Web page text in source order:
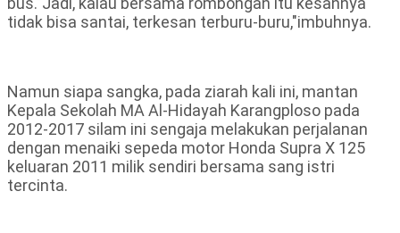
tidak bisa santai, terkesan terburu-buru,"imbuhnya.
Namun siapa sangka, pada ziarah kali ini, mantan
Kepala Sekolah MA Al-Hidayah Karangploso pada
2012-2017 silam ini sengaja melakukan perjalanan
dengan menaiki sepeda motor Honda Supra X 125
keluaran 2011 milik sendiri bersama sang istri
tercinta.